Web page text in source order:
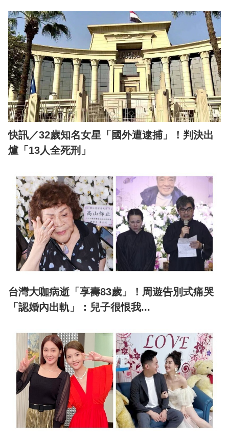
快訊／32歲知名女星「國外遭逮捕」！判決出
爐「13人全死刑」
台灣大咖病逝「享壽83歲」！周遊告別式痛哭
「認婚內出軌」：兒子很恨我...